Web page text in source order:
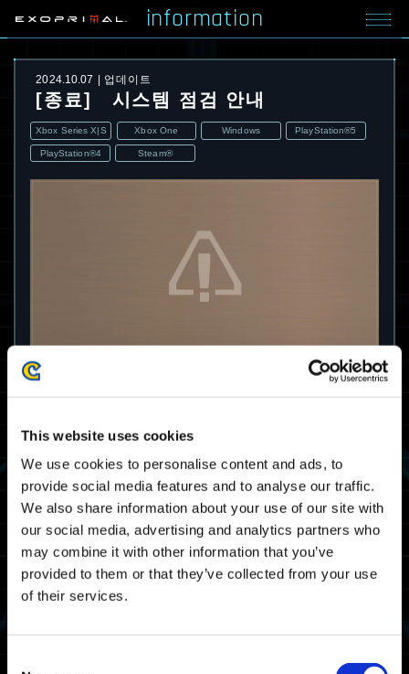
This website uses cookies
We use cookies to personalise content and ads, to
provide social media features and to analyse our traffic.
We also share information about your use of our site with
our social media, advertising and analytics partners who
may combine it with other information that you’ve
provided to them or that they’ve collected from your use
of their services.
information
2024.10.07 업데이트
[종료] 시스템 점검 안내
Xbox Series X|S Xbox One Windows PlayStation®5
PlayStation®4 Steam®
아래 점검은 종료되었습니다.
점검에 협조해 주셔서 감사합니다.
점검 일시
아래 일시에 "EXOPRIMAL" 점검 작업을 실시합
점검 중에는 게임을 플레이할 수 없습니다.
16/10 2024 03:00 UTC ～ 16/10 2024 06:00
UTC
PDT